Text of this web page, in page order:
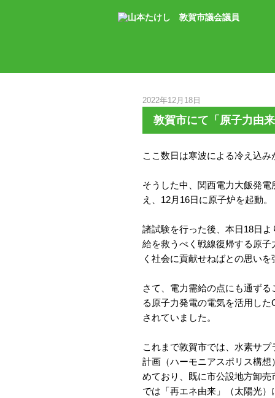
2022年12月18日
敦賀市にて「原子力由
ここ数日は寒波による冷え込み
そうした中、関西電力大飯発
え、12月16日に原子炉を起動。
諸試験を行った後、本日18日
給を救うべく戦線復帰する原
く社会に貢献せねばとの思いを
さて、電力需給の点にも通ず
る原子力発電の電気を活用し
されていました。
これまで敦賀市では、水素サ
計画（ハーモニアスポリス構
めており、既に市公設地方卸
では「再エネ由来」（太陽光）